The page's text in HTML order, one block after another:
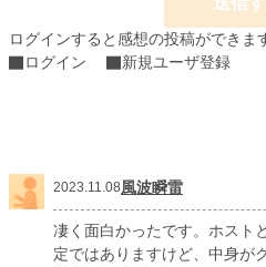
週間ポイント 84 pt (36,342 位)
累計ポイント
ログインすると感想の投稿ができま
ログイン
新規ユーザ登録
2023.11.08風波瞬雷
凄く面白かったです。ホスト
定ではありますけど、中身が